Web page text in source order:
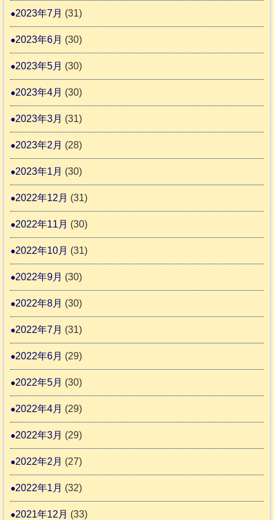
2023年7月 (31)
2023年6月 (30)
2023年5月 (30)
2023年4月 (30)
2023年3月 (31)
2023年2月 (28)
2023年1月 (30)
2022年12月 (31)
2022年11月 (30)
2022年10月 (31)
2022年9月 (30)
2022年8月 (30)
2022年7月 (31)
2022年6月 (29)
2022年5月 (30)
2022年4月 (29)
2022年3月 (29)
2022年2月 (27)
2022年1月 (32)
2021年12月 (33)